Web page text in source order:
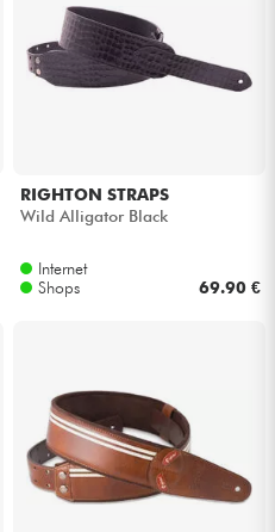
RIGHTON STRAPS
Wild Alligator Black
Internet
Shops
69.90 €